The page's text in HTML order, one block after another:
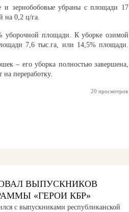
и зернобобовые убраны с площади 17
на 0,2 ц/га.
уборочной площади. К уборке озимой
7,6 тыс.га, или 14,5% площади.
– его уборка полностью завершена,
переработку.
20 просмотров
ВЫПУСКНИКОВ
«ГЕРОИ КБР»
с выпускниками республиканской